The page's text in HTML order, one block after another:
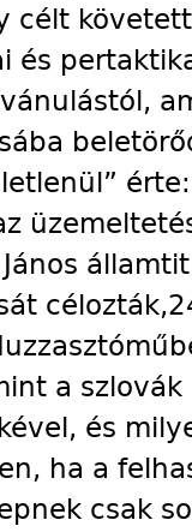
célt
és
a
és
ha a
csak